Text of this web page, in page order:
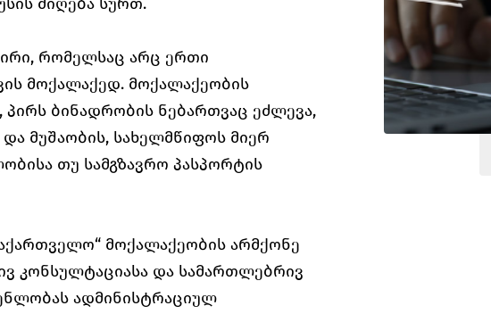
რომელსაც არც ერთი
მოქალაქედ. მოქალაქეობის
პირს ბინადრობის ნებართვაც ეძლევა,
მუშაობის, სახელმწიფოს მიერ
თუ სამგზავრო პასპორტის
მოქალაქეობის არმქონე
კონსულტაციასა და სამართლებრივ
ადმინისტრაციულ